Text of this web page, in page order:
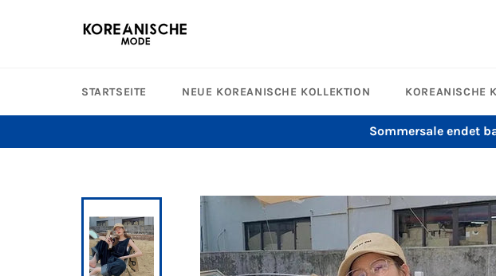
STARTSEITE NEUE KOREANISCHE KOLLEKTION KOREANISCHE
Sommersale endet